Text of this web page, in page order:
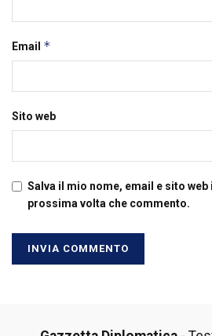
Email *
Sito web
Salva il mio nome, email e sito
prossima volta che commento.